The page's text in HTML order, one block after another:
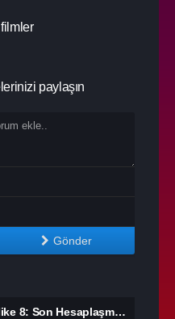
paylaşın
Gönder
Görevimiz Tehlike 8: Son Hesaplaşma izle